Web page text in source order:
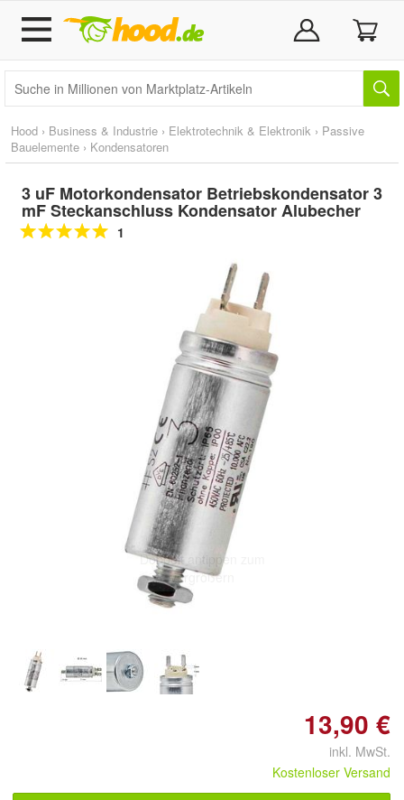
Hood › Business & Industrie › Elektrotechnik & Elektronik › Passive
Bauelemente › Kondensatoren
3 uF Motorkondensator Betriebskondensator 3
mF Steckanschluss Kondensator Alubecher
1
Doppelt antippen zum
vergrößern
13,90 €
inkl. MwSt.
Kostenloser Versand